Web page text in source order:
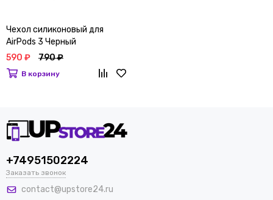
Чехол силиконовый для
AirPods 3 Черный
590 ₽
790 ₽
В корзину
+74951502224
Заказать звонок
contact@upstore24.ru